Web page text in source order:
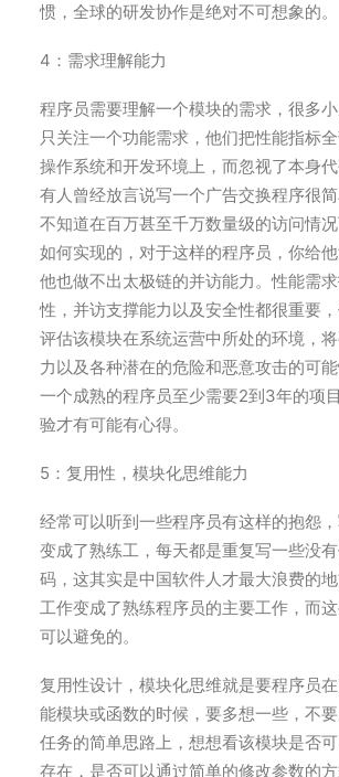
惯，全球的研发协作是绝对不可想象的。
4：需求理解能力
程序员需要理解一个模块的需求，很多
只关注一个功能需求，他们把性能指标
操作系统和开发环境上，而忽视了本身
有人曾经放言说写一个广告交换程序很
不知道在百万甚至千万数量级的访问情
如何实现的，对于这样的程序员，你给
他也做不出太极链的并访能力。性能需
性，并访支撑能力以及安全性都很重要
评估该模块在系统运营中所处的环境，
力以及各种潜在的危险和恶意攻击的可
一个成熟的程序员至少需要2到3年的项
验才有可能有心得。
5：复用性，模块化思维能力
经常可以听到一些程序员有这样的抱怨
变成了熟练工，每天都是重复写一些没
码，这其实是中国软件人才最大浪费的
工作变成了熟练程序员的主要工作，而
可以避免的。
复用性设计，模块化思维就是要程序员
能模块或函数的时候，要多想一些，不
任务的简单思路上，想想看该模块是否
存在，是否可以通过简单的修改参数的